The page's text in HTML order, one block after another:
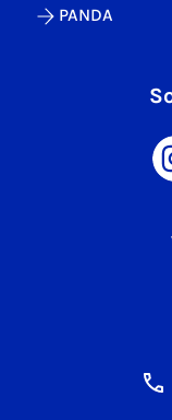
PANDA